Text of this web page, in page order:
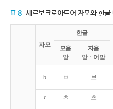
표 8 세르보크로아트어 자모와 한글
자모
한글
모음
앞
자음
앞ㆍ어말
b ㅂ 브
c ㅊ 츠